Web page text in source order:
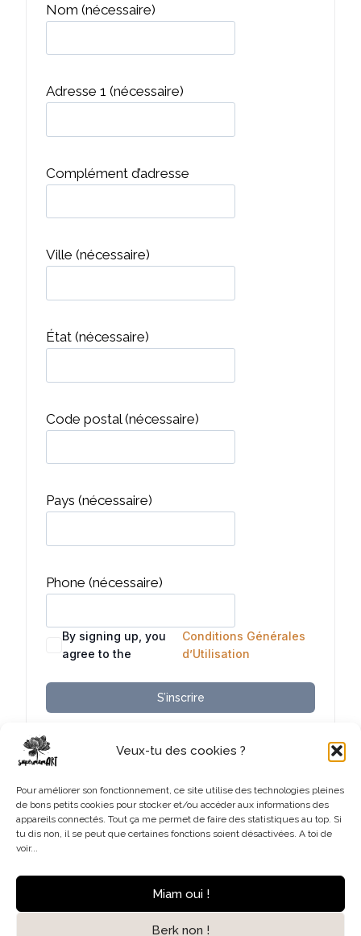
Veux-tu des cookies ?
Pour améliorer son fonctionnement, ce site utilise des technologies pleines
de bons petits cookies pour stocker et/ou accéder aux informations des
appareils connectés. Tout ça me permet de faire des statistiques au top. Si
tu dis non, il se peut que certaines fonctions soient désactivées. A toi de
voir...
Miam oui !
Berk non !
Nom (nécessaire)
Adresse 1 (nécessaire)
Complément d’adresse
Ville (nécessaire)
État (nécessaire)
Code postal(nécessaire)
Pays (nécessaire)
Phone (nécessaire)
By signing up, you
agree to the
Conditions Générales
d’Utilisation
S’inscrire
Accueil Contact
Mentions légales
Politique de cookies (UE)